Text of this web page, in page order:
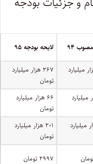
۹۴ لایحه بودجه ۹۵
هزار میلیارد
۲۶۷ هزار میلیارد
تومان
میلیارد
۶۶ هزار میلیارد
تومان
میلیارد
۲۰۱ هزار میلیارد
تومان
۲۹۹۷ تومان